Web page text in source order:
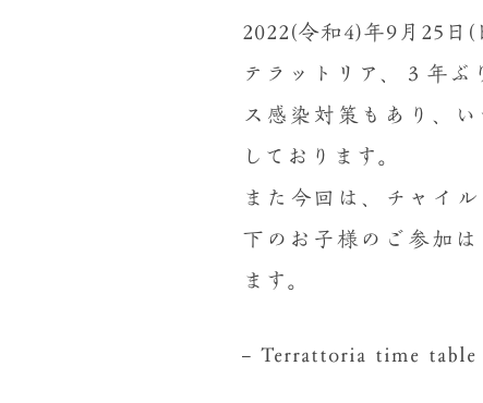
2022(令和4)年9月25日(
テラットリア、３年ぶ
ス感染対策もあり、
しております。
また今回は、チャイ
下のお子様のご参加
ます。
– Terrattoria time table